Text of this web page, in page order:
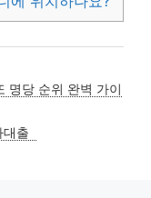
명당 순위 완벽 가이
대출